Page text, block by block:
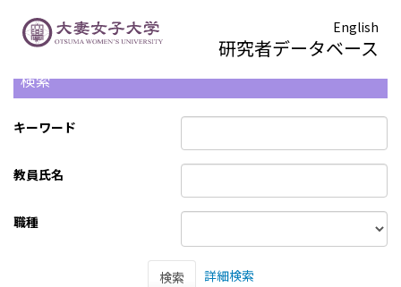
English
研究者データベース
検索
キーワード
教員氏名
職種
検索
詳細検索